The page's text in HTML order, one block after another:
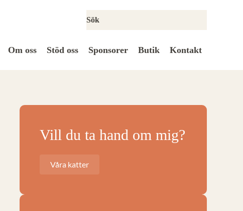
Om oss Stöd oss Sponsorer Butik Kontakt
Vill du ta hand om mig?
Våra katter